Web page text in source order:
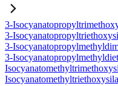
3-
3-
3-
3-